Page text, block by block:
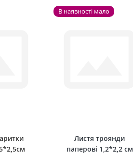
В наявності мало
Листя троянди
паперові 1,2*2,2 см